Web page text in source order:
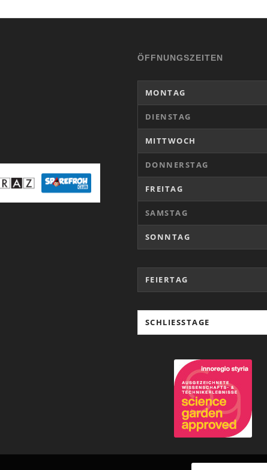
ÖFFNUNGSZEITEN
MONTAG
DIENSTAG
MITTWOCH
DONNERSTAG
FREITAG
SAMSTAG
SONNTAG
FEIERTAG
SCHLIESSTAGE